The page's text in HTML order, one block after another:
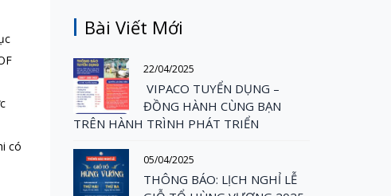
có
Bài Viết Mới
22/04/2025
VIPACO TUYỂN DỤNG –
ĐỒNG HÀNH CÙNG BẠN
TRÊN HÀNH TRÌNH PHÁT TRIỂN
05/04/2025
THÔNG BÁO: LỊCH NGHỈ LỄ